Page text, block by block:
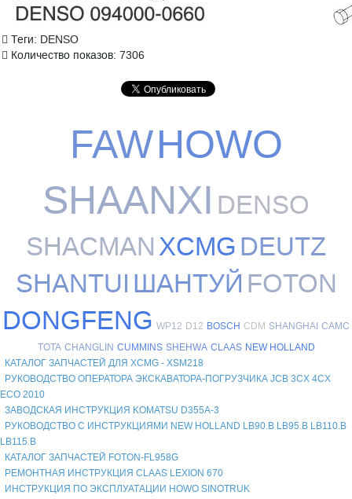
Теги: DENSO
Количество показов: 7306
FAWHOWO
SHAANXI DENSO
SHACMANXCMGDEUTZ
SHANTUI ШАНТУЙ FOTON
DONGFENG WP12 D12 BOSCH CDM SHANGHAI CAMC
TOTA CHANGLIN CUMMINS SHEHWA CLAAS NEW HOLLAND
КАТАЛОГ ЗАПЧАСТЕЙ ДЛЯ XCMG - XSM218
РУКОВОДСТВО ОПЕРАТОРА ЭКСКАВАТОРА-ПОГРУЗЧИКА JCB 3CX 4CX
ECO 2010
ЗАВОДСКАЯ ИНСТРУКЦИЯ KOMATSU D355A-3
РУКОВОДСТВО С ИНСТРУКЦИЯМИ NEW HOLLAND LB90.B LB95.B LB110.B
LB115.B
КАТАЛОГ ЗАПЧАСТЕЙ FOTON-FL958G
РЕМОНТНАЯ ИНСТРУКЦИЯ CLAAS LEXION 670
ИНСТРУКЦИЯ ПО ЭКСПЛУАТАЦИИ HOWO SINOTRUK